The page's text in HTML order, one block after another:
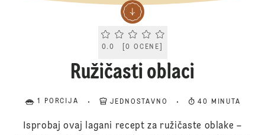
Current rating 0.0. Click to rate.
0.0 [0 OCENE
Ružičasti oblaci
1 PORCIJA JEDNOSTAVNO 40 MINUTA
Isprobaj ovaj lagani recept za ružičaste oblake –